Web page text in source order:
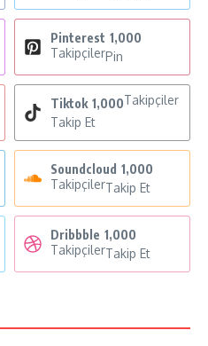
Pinterest 1,000
TakipçilerPin
Tiktok 1,000Takipçiler
Takip Et
Soundcloud 1,000
TakipçilerTakip Et
Dribbble 1,000
TakipçilerTakip Et